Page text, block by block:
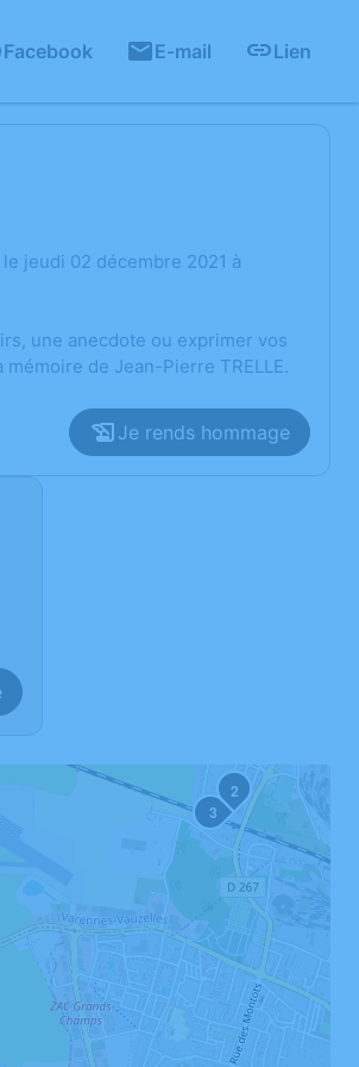
Facebook E-mail Lien
jeudi 02 décembre 2021 à
une anecdote ou exprimer vos
de Jean-Pierre TRELLE.
Je rends hommage
2
3